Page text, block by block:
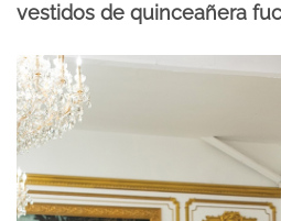
vestidos de quinceañera